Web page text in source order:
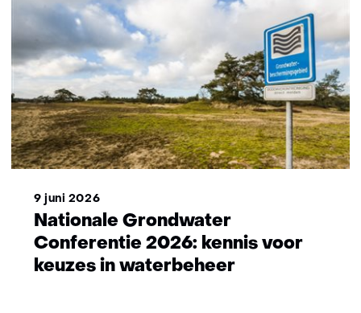
9 juni 2026
Nationale Grondwater
Conferentie 2026: kennis voor
keuzes in waterbeheer